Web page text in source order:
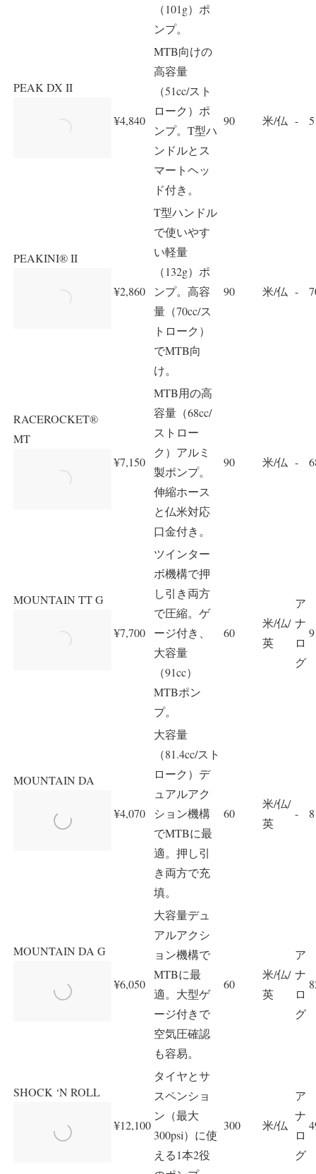
（101g）ポ
ンプ。
PEAK DX II
¥4,840
MTB向けの
高容量
（51cc/スト
ローク）ポ
ンプ。T型ハ
ンドルとス
マートヘッ
ド付き。
90 米/仏 -
PEAKINI® II
¥2,860
T型ハンドル
で使いやす
い軽量
（132g）ポ
ンプ。高容
量（70cc/ス
トローク）
でMTB向
け。
90 米/仏 -
RACEROCKET®
MT
¥7,150
MTB用の高
容量（68cc/
ストロー
ク）アルミ
製ポンプ。
伸縮ホース
と仏米対応
口金付き。
90 米/仏 -
MOUNTAIN TT G
¥7,700
ツインター
ボ機構で押
し引き両方
で圧縮。ゲ
ージ付き、
大容量
（91cc）
MTBポン
プ。
60
米/仏/
英
ア
ナ
ロ
グ
MOUNTAIN DA
¥4,070
大容量
（81.4cc/スト
ローク）デ
ュアルアク
ション機構
でMTBに最
適。押し引
き両方で充
填。
60
米/仏/
英
-
MOUNTAIN DA G
¥6,050
大容量デュ
アルアクシ
ョン機構で
MTBに最
適。大型ゲ
ージ付きで
空気圧確認
も容易。
60
米/仏/
英
ア
ナ
ロ
グ
SHOCK ‘N ROLL
¥12,100
タイヤとサ
スペンショ
ン（最大
300psi）に使
える1本2役
300 米/仏
ア
ナ
ロ
グ